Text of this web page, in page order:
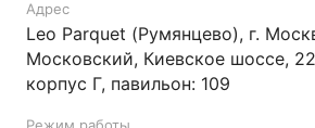
Адрес
Leo Parquet (Румянцево), г.
Московский, Киевское шоссе,
корпус Г, павильон: 109